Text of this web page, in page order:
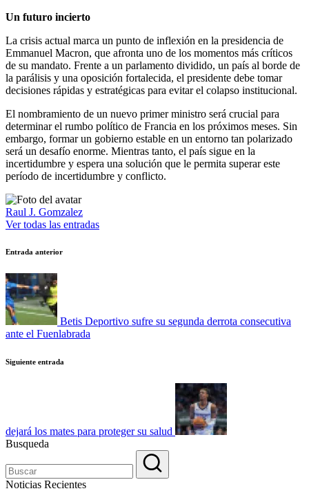
Un futuro incierto
La crisis actual marca un punto de inflexión en la presidencia de
Emmanuel Macron, que afronta uno de los momentos más críticos
de su mandato. Frente a un parlamento dividido, un país al borde de
la parálisis y una oposición fortalecida, el presidente debe tomar
decisiones rápidas y estratégicas para evitar el colapso institucional.
El nombramiento de un nuevo primer ministro será crucial para
determinar el rumbo político de Francia en los próximos meses. Sin
embargo, formar un gobierno estable en un entorno tan polarizado
será un desafío enorme. Mientras tanto, el país sigue en la
incertidumbre y espera una solución que le permita superar este
período de incertidumbre y conflicto.
Raul J. Gomzalez
Ver todas las entradas
Navegación
de
entradas
Entrada anterior
Betis Deportivo sufre su segunda derrota consecutiva
ante el Fuenlabrada
Siguiente entrada
dejará los mates para proteger su salud
Busqueda
Noticias Recientes